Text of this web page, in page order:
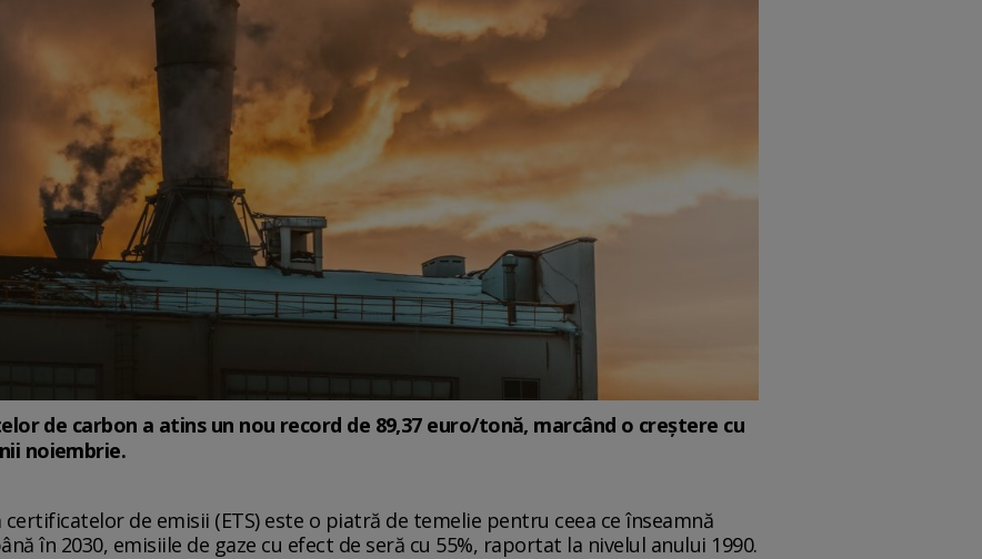
de carbon a atins un nou record de 89,37 euro/tonă, marcând o creștere cu
noiembrie.
de emisii (ETS) este o piatră de temelie pentru ceea ce înseamnă
în 2030, emisiile de gaze cu efect de seră cu 55%, raportat la nivelul anului 1990.